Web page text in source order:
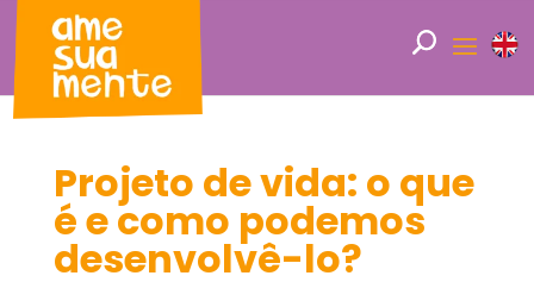
Projeto de vida: o que
é e como podemos
desenvolvê-lo?